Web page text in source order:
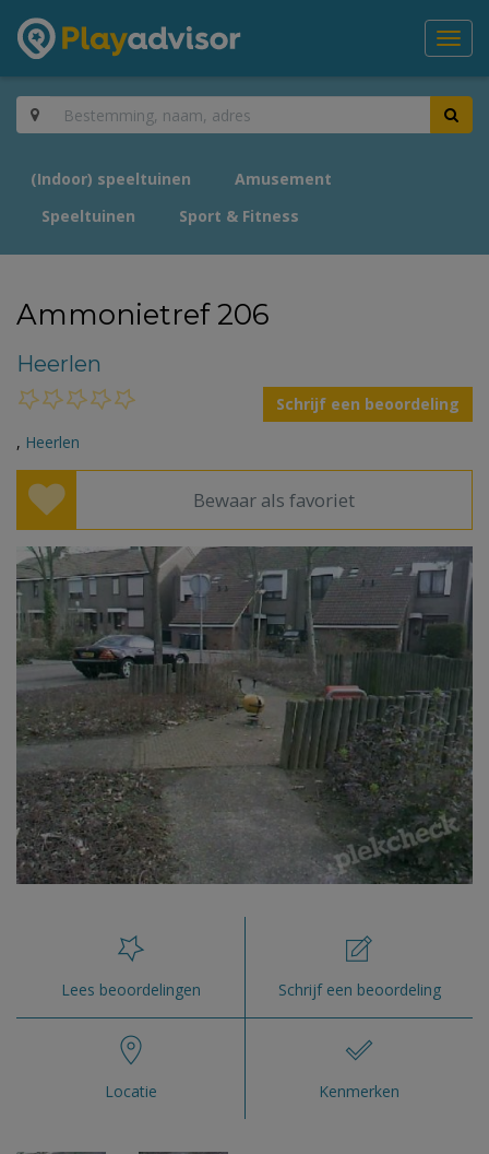
(Indoor) speeltuinen
Amusement
Speeltuinen
Sport & Fitness
Ammonietref 206
Heerlen
Schrijf een beoordeling
, Heerlen
Bewaar als favoriet
Lees beoordelingen Schrijf een beoordeling
Locatie Kenmerken